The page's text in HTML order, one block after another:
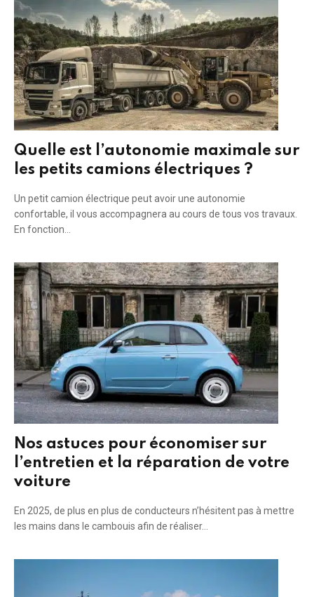
Quelle est l’autonomie maximale sur
les petits camions électriques ?
Un petit camion électrique peut avoir une autonomie
confortable, il vous accompagnera au cours de tous vos travaux.
En fonction…
Nos astuces pour économiser sur
l’entretien et la réparation de votre
voiture
En 2025, de plus en plus de conducteurs n’hésitent pas à mettre
les mains dans le cambouis afin de réaliser…